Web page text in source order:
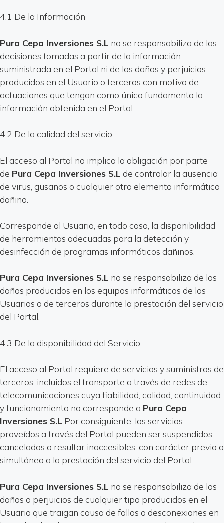
4.1 De la Información
Pura Cepa Inversiones S.L no se responsabiliza de las
decisiones tomadas a partir de la información
suministrada en el Portal ni de los daños y perjuicios
producidos en el Usuario o terceros con motivo de
actuaciones que tengan como único fundamento la
información obtenida en el Portal.
4.2 De la calidad del servicio
El acceso al Portal no implica la obligación por parte
de Pura Cepa Inversiones S.L de controlar la ausencia
de virus, gusanos o cualquier otro elemento informático
dañino.
Corresponde al Usuario, en todo caso, la disponibilidad
de herramientas adecuadas para la detección y
desinfección de programas informáticos dañinos.
Pura Cepa Inversiones S.L no se responsabiliza de los
daños producidos en los equipos informáticos de los
Usuarios o de terceros durante la prestación del servicio
del Portal.
4.3 De la disponibilidad del Servicio
El acceso al Portal requiere de servicios y suministros de
terceros, incluidos el transporte a través de redes de
telecomunicaciones cuya fiabilidad, calidad, continuidad
y funcionamiento no corresponde a Pura Cepa
Inversiones S.L Por consiguiente, los servicios
proveídos a través del Portal pueden ser suspendidos,
cancelados o resultar inaccesibles, con carácter previo o
simultáneo a la prestación del servicio del Portal.
Pura Cepa Inversiones S.L no se responsabiliza de los
daños o perjuicios de cualquier tipo producidos en el
Usuario que traigan causa de fallos o desconexiones en